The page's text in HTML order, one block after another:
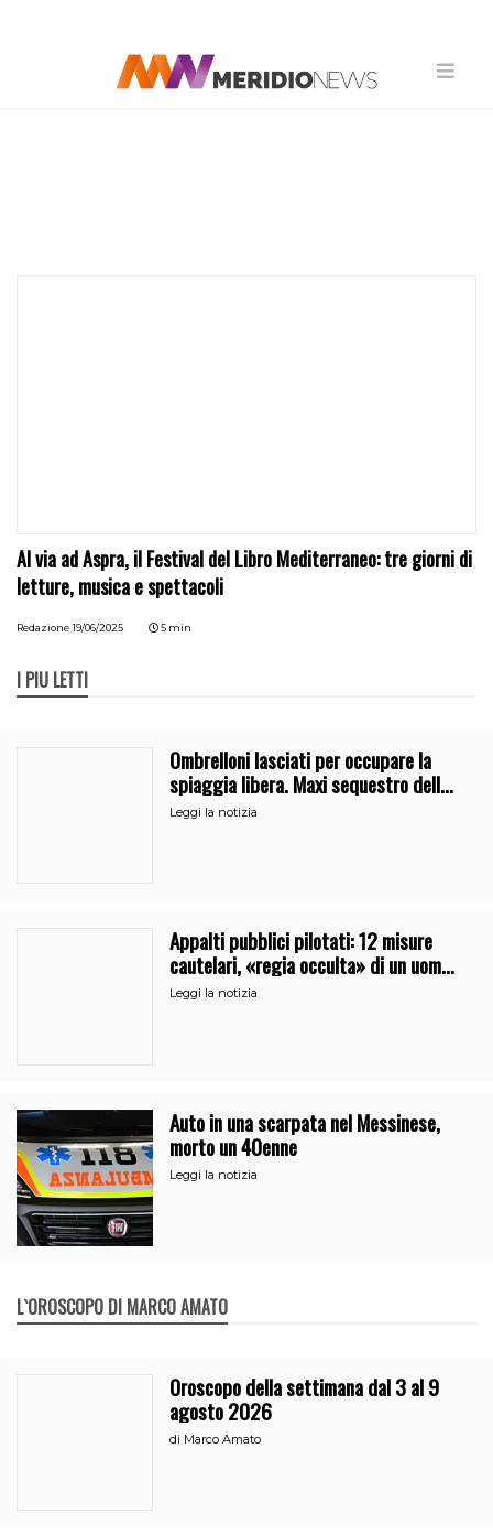
Al via ad Aspra, il Festival del Libro Mediterraneo: tre giorni di
letture, musica e spettacoli
Redazione 19/06/2025 5 min
I PIÙ LETTI
Ombrelloni lasciati per occupare la
spiaggia libera. Maxi sequestro della
Guardia Costiera
Leggi la notizia
Appalti pubblici pilotati: 12 misure
cautelari, «regia occulta» di un uomo
vicino al clan
Leggi la notizia
Auto in una scarpata nel Messinese,
morto un 40enne
Leggi la notizia
L`OROSCOPO DI MARCO AMATO
Oroscopo della settimana dal 3 al 9
agosto 2026
di Marco Amato